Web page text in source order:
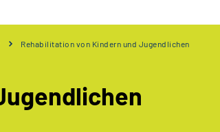
Rehabilitation von Kindern und Jugendlichen